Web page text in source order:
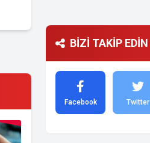
BİZİ TAKİP EDİN
Facebook Twitter